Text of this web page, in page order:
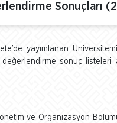
Sonuçları
yayımlanan
değerlendirme sonuç listeleri
ve Organizasyon